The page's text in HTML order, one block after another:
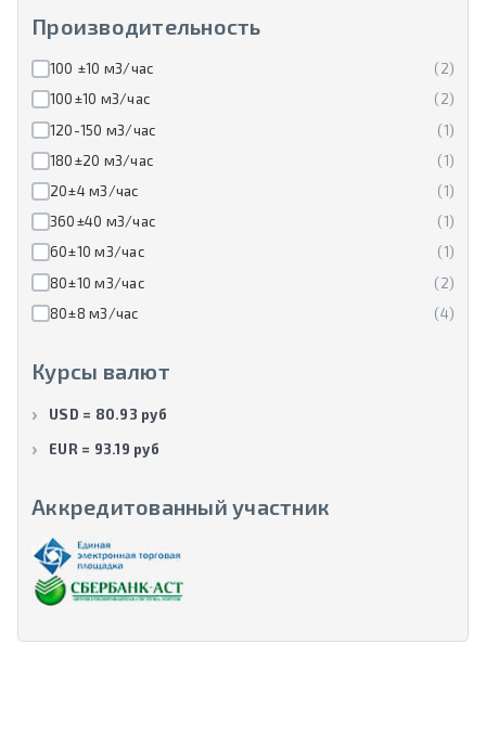
Производительность
100 ±10 м3/час
(2)
100±10 м3/час
(2)
120-150 м3/час
(1)
180±20 м3/час
(1)
20±4 м3/час
(1)
360±40 м3/час
(1)
60±10 м3/час
(1)
80±10 м3/час
(2)
80±8 м3/час
(4)
Курсы валют
USD = 80.93 руб
EUR = 93.19 руб
Аккредитованный участник